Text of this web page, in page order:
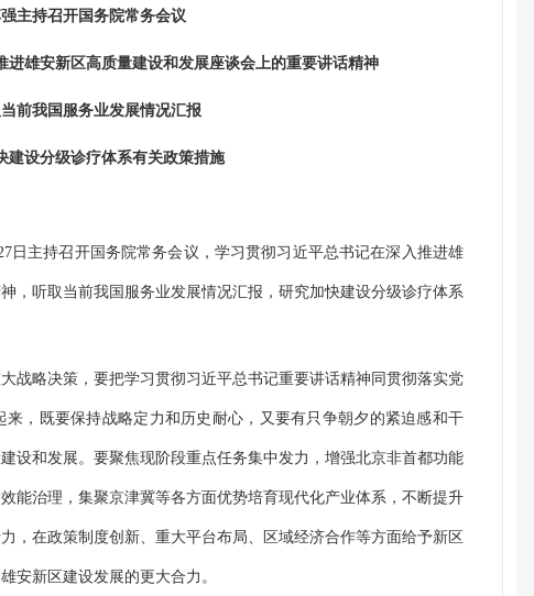
主持召开国务院常务会议
进雄安新区高质量建设和发展座谈会上的重要讲话精神
前我国服务业发展情况汇报
建设分级诊疗体系有关政策措施
日主持召开国务院常务会议，学习贯彻习近平总书记在深入推进雄
，听取当前我国服务业发展情况汇报，研究加快建设分级诊疗体系
战略决策，要把学习贯彻习近平总书记重要讲话精神同贯彻落实党
，既要保持战略定力和历史耐心，又要有只争朝夕的紧迫感和干
设和发展。要聚焦现阶段重点任务集中发力，增强北京非首都功能
能治理，集聚京津冀等各方面优势培育现代化产业体系，不断提升
，在政策制度创新、重大平台布局、区域经济合作等方面给予新区
安新区建设发展的更大合力。